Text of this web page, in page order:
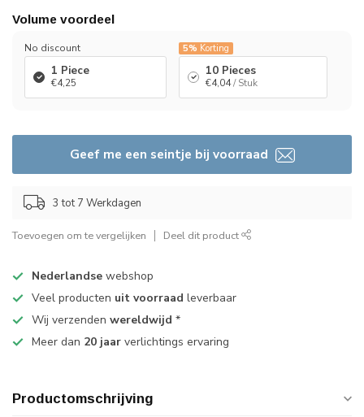
Volume voordeel
No discount
1 Piece
€4,25
5% Korting
10 Pieces
€4,04/ Stuk
Geef me een seintje bij voorraad
3 tot 7 Werkdagen
Toevoegen om te vergelijken Deel dit product
Nederlandse webshop
Veel producten uit voorraad leverbaar
Wij verzenden wereldwijd *
Meer dan 20 jaar verlichtings ervaring
Productomschrijving